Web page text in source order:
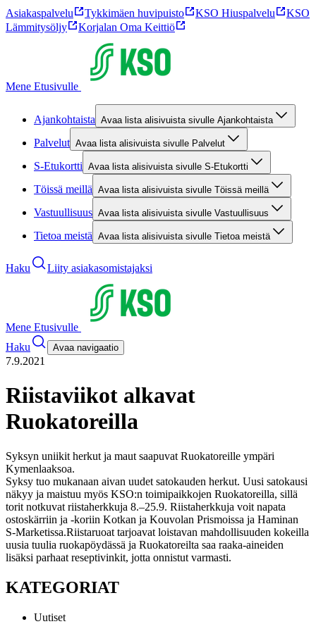
Asiakaspalvelu Tykkimäen huvipuisto KSO Hiuspalvelu
KSO
Lämmitysöljy
Korjalan Oma Keittiö
Mene Etusivulle
Ajankohtaista Avaa lista alisivuista sivulle Ajankohtaista
Palvelut Avaa lista alisivuista sivulle Palvelut
S-Etukortti Avaa lista alisivuista sivulle S-Etukortti
Töissä meillä Avaa lista alisivuista sivulle Töissä meillä
Vastuullisuus Avaa lista alisivuista sivulle Vastuullisuus
Tietoa meistä Avaa lista alisivuista sivulle Tietoa meistä
Haku Liity asiakasomistajaksi
Mene Etusivulle
Haku
Avaa navigaatio
7.9.2021
Riistaviikot alkavat
Ruokatoreilla
Syksyn uniikit herkut ja maut saapuvat Ruokatoreille ympäri
Kymenlaaksoa.
Syksy tuo mukanaan aivan uudet satokauden herkut. Uusi satokausi
näkyy ja maistuu myös KSO:n toimipaikkojen Ruokatoreilla, sillä
torit notkuvat riistaherkkuja 8.–25.9. Riistaherkkuja voit napata
ostoskärriin ja -koriin Kotkan ja Kouvolan Prismoissa ja Haminan
S-Marketissa.Riistaruoat tarjoavat loistavan mahdollisuuden kokeilla
uusia tuulia ruokapöydässä ja Ruokatoreilta saa raaka-aineiden
lisäksi parhaat reseptivinkit, jotta onnistut varmasti.
KATEGORIAT
Uutiset